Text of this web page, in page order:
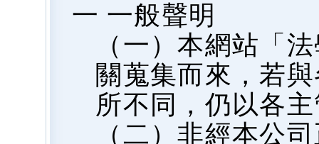
一 一般聲明
（一）本網站「
關蒐集而來，若
所不同，仍以各
（二）非經本公